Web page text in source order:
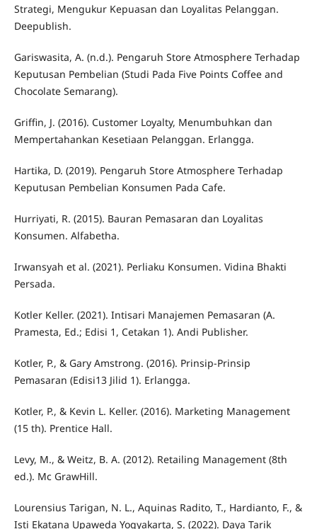
Strategi, Mengukur Kepuasan dan Loyalitas Pelanggan.
Deepublish.
Gariswasita, A. (n.d.). Pengaruh Store Atmosphere Terhadap
Keputusan Pembelian (Studi Pada Five Points Coffee and
Chocolate Semarang).
Griffin, J. (2016). Customer Loyalty, Menumbuhkan dan
Mempertahankan Kesetiaan Pelanggan. Erlangga.
Hartika, D. (2019). Pengaruh Store Atmosphere Terhadap
Keputusan Pembelian Konsumen Pada Cafe.
Hurriyati, R. (2015). Bauran Pemasaran dan Loyalitas
Konsumen. Alfabetha.
Irwansyah et al. (2021). Perliaku Konsumen. Vidina Bhakti
Persada.
Kotler Keller. (2021). Intisari Manajemen Pemasaran (A.
Pramesta, Ed.; Edisi 1, Cetakan 1). Andi Publisher.
Kotler, P., & Gary Amstrong. (2016). Prinsip-Prinsip
Pemasaran (Edisi13 Jilid 1). Erlangga.
Kotler, P., & Kevin L. Keller. (2016). Marketing Management
(15 th). Prentice Hall.
Levy, M., & Weitz, B. A. (2012). Retailing Management (8th
ed.). Mc GrawHill.
Lourensius Tarigan, N. L., Aquinas Radito, T., Hardianto, F., &
Isti Ekatana Upaweda Yogyakarta, S. (2022). Daya Tarik